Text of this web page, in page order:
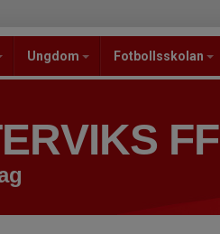
Ungdom Fotbollsskolan
FF